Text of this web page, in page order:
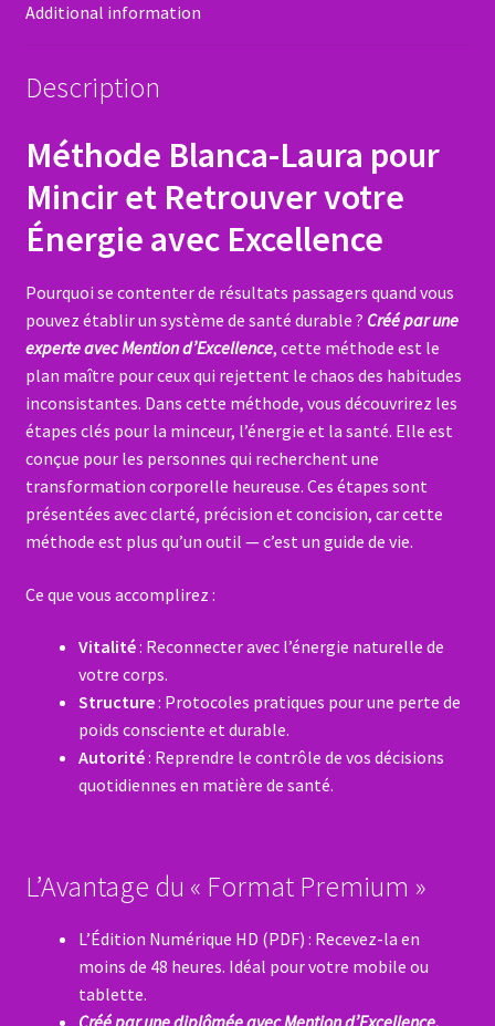
Additional information
Description
Méthode Blanca-Laura pour
Mincir et Retrouver votre
Énergie avec Excellence
Pourquoi se contenter de résultats passagers quand vous
pouvez établir un système de santé durable ? Créé par une
experte avec Mention d’Excellence, cette méthode est le
plan maître pour ceux qui rejettent le chaos des habitudes
inconsistantes. Dans cette méthode, vous découvrirez les
étapes clés pour la minceur, l’énergie et la santé. Elle est
conçue pour les personnes qui recherchent une
transformation corporelle heureuse. Ces étapes sont
présentées avec clarté, précision et concision, car cette
méthode est plus qu’un outil — c’est un guide de vie.
Ce que vous accomplirez :
Vitalité: Reconnecter avec l’énergie naturelle de
votre corps.
Structure: Protocoles pratiques pour une perte de
poids consciente et durable.
Autorité: Reprendre le contrôle de vos décisions
quotidiennes en matière de santé.
L’Avantage du « Format Premium »
L’Édition Numérique HD (PDF) : Recevez-la en
moins de 48 heures. Idéal pour votre mobile ou
tablette.